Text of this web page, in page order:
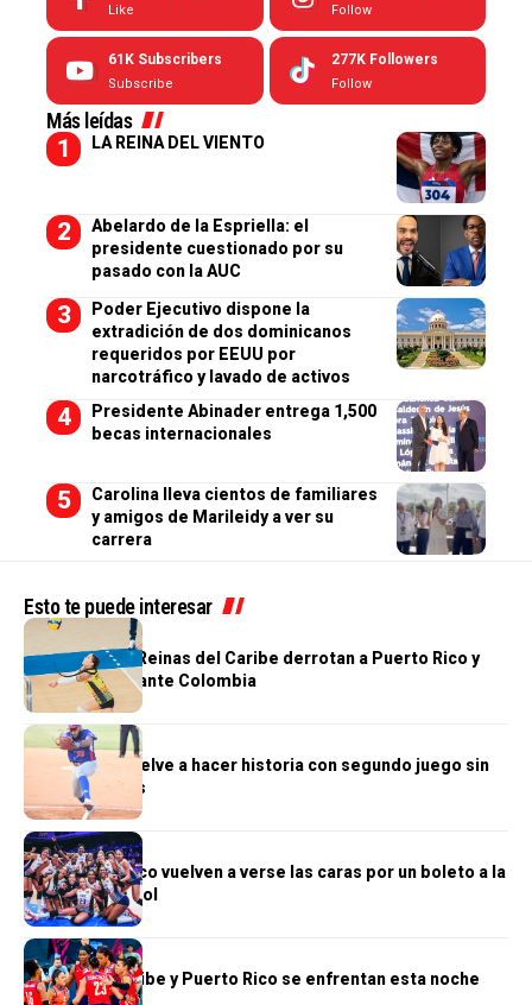
Like Follow
61K Subscribers
Subscribe
277K Followers
Follow
Más leídas
LA REINA DEL VIENTO
Abelardo de la Espriella: el
presidente cuestionado por su
pasado con la AUC
Poder Ejecutivo dispone la
extradición de dos dominicanos
requeridos por EEUU por
narcotráfico y lavado de activos
Presidente Abinader entrega 1,500
becas internacionales
Carolina lleva cientos de familiares
y amigos de Marileidy a ver su
carrera
Esto te puede interesar
DEPORTES
¡A la final! Las Reinas del Caribe derrotan a Puerto Rico y
van por el oro ante Colombia
DEPORTES
Jonni Suriel vuelve a hacer historia con segundo juego sin
hits ni carreras
DEPORTES
RD y Puerto Rico vuelven a verse las caras por un boleto a la
final del voleibol
DEPORTES
Reinas del Caribe y Puerto Rico se enfrentan esta noche